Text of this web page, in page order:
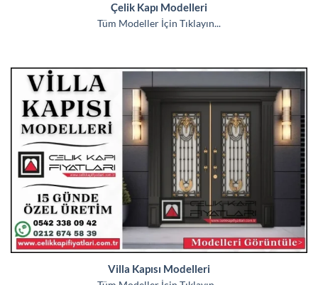
Çelik Kapı Modelleri
Tüm Modeller İçin Tıklayın...
Villa Kapısı Modelleri